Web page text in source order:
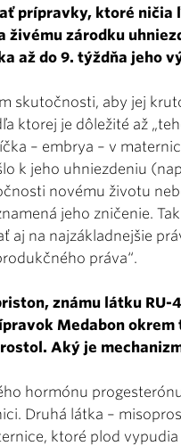
prípravky, ktoré ničia
zárodku
až do 9. týždňa jeho
skutočnosti, aby jej
ktorej je dôležité až
– embrya – v
k jeho uhniezdeniu
novému životu
jeho zničenie. Tak
aj na najzákladnejšie
práva“.
známu látku RU-
Medabon okrem
Aký je
hormónu
Druhá látka –
ktoré plod vypudia